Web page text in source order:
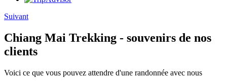
Suivant
Chiang Mai Trekking - souvenirs de nos
clients
Voici ce que vous pouvez attendre d'une randonnée avec nous